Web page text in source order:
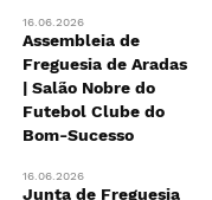
16.06.2026
Assembleia de
Freguesia de Aradas
| Salão Nobre do
Futebol Clube do
Bom-Sucesso
16.06.2026
Junta de Freguesia